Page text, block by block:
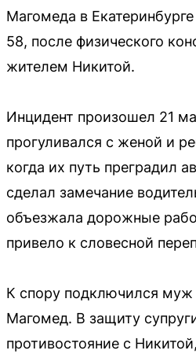
Магомеда в
58, после физического
жителем Никитой.
Инцидент произошел 21
прогуливался с женой и
когда их путь преградил
сделал замечание
объезжала дорожные
привело к словесной
К спору подключился муж
Магомед. В защиту
противостояние с